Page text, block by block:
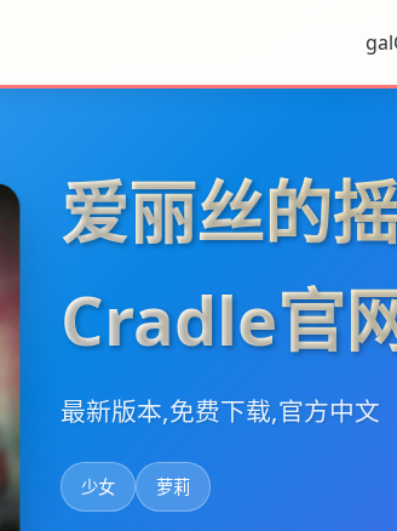
爱丽丝的
Cradle官
最新版本,免费下载,官方中文
少女 萝莉